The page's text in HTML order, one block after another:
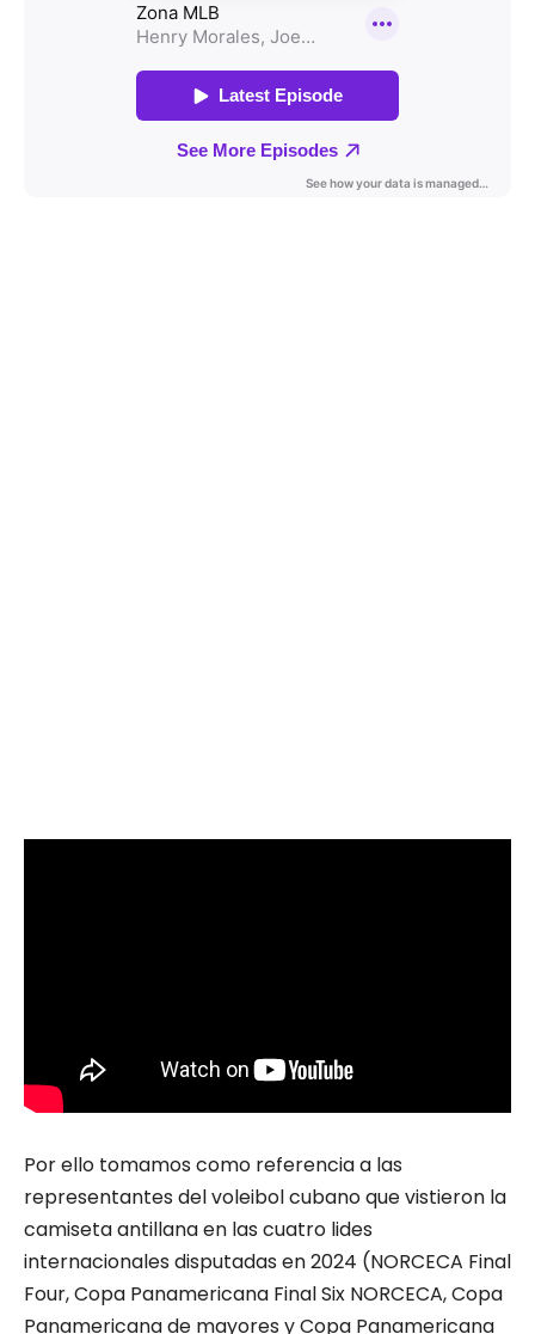
Por ello tomamos como referencia a las
representantes del voleibol cubano que vistieron la
camiseta antillana en las cuatro lides
internacionales disputadas en 2024 (NORCECA Final
Four, Copa Panamericana Final Six NORCECA, Copa
Panamericana de mayores y Copa Panamericana